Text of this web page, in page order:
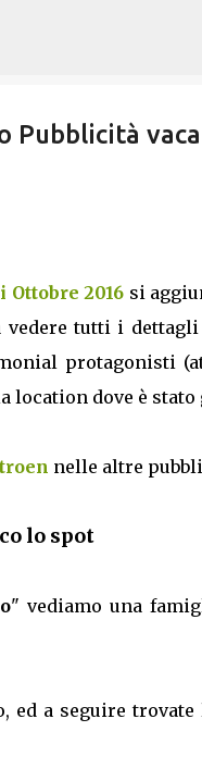
Pubblicità
2016 si
vedere tutti i
protagonisti
location dove è
nelle altre
lo spot
" vediamo una
ed a seguire